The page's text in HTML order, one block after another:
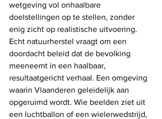
wetgeving vol onhaalbare
doelstellingen op te stellen, zonder
enig zicht op realistische uitvoering.
Echt natuurherstel vraagt om een
doordacht beleid dat de bevolking
meeneemt in een haalbaar,
resultaatgericht verhaal. Een omgeving
waarin Vlaanderen geleidelijk aan
opgeruimd wordt. Wie beelden ziet uit
een luchtballon of een wielerwedstrijd,